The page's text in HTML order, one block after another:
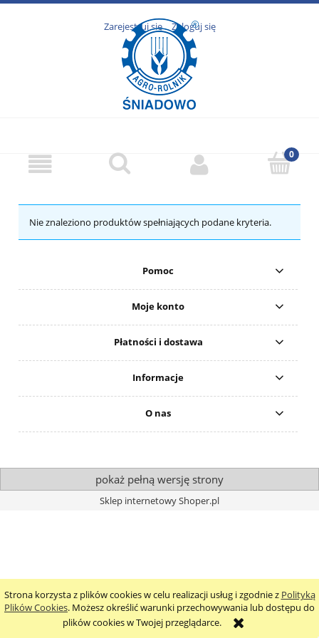
Strona korzysta z plików cookies w celu realizacji usług i zgodnie z Polityką
Plików Cookies. Możesz określić warunki przechowywania lub dostępu do
plików cookies w Twojej przeglądarce.
Zarejestruj się Zaloguj się
Nie znaleziono produktów spełniających podane kryteria.
Pomoc
Moje konto
Płatności i dostawa
Informacje
O nas
pokaż pełną wersję strony
Sklep internetowy Shoper.pl